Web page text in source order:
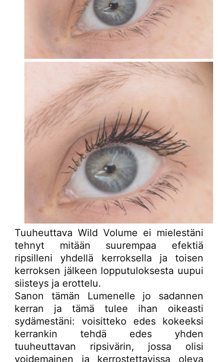
Tuuheuttava Wild Volume ei mielestäni
tehnyt mitään suurempaa efektiä
ripsilleni yhdellä kerroksella ja toisen
kerroksen jälkeen lopputuloksesta uupui
siisteys ja erottelu.
Sanon tämän Lumenelle jo sadannen
kerran ja tämä tulee ihan oikeasti
sydämestäni: voisitteko edes kokeeksi
kerrankin tehdä edes yhden
tuuheuttavan ripsivärin, jossa olisi
voidemainen ja kerrostettavissa oleva